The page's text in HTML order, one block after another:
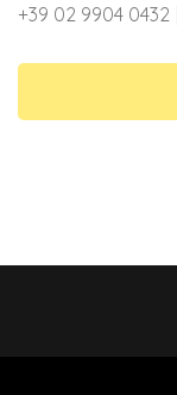
+39 02 9904 0432